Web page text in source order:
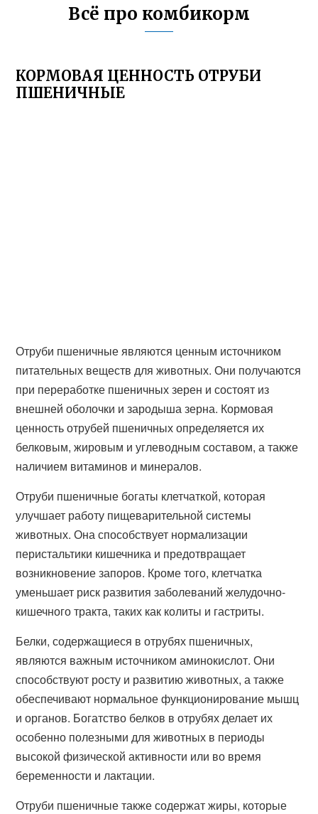
Всё про комбикорм
КОРМОВАЯ ЦЕННОСТЬ ОТРУБИ
ПШЕНИЧНЫЕ
Отруби пшеничные являются ценным источником
питательных веществ для животных. Они получаются
при переработке пшеничных зерен и состоят из
внешней оболочки и зародыша зерна. Кормовая
ценность отрубей пшеничных определяется их
белковым, жировым и углеводным составом, а также
наличием витаминов и минералов.
Отруби пшеничные богаты клетчаткой, которая
улучшает работу пищеварительной системы
животных. Она способствует нормализации
перистальтики кишечника и предотвращает
возникновение запоров. Кроме того, клетчатка
уменьшает риск развития заболеваний желудочно-
кишечного тракта, таких как колиты и гастриты.
Белки, содержащиеся в отрубях пшеничных,
являются важным источником аминокислот. Они
способствуют росту и развитию животных, а также
обеспечивают нормальное функционирование мышц
и органов. Богатство белков в отрубях делает их
особенно полезными для животных в периоды
высокой физической активности или во время
беременности и лактации.
Отруби пшеничные также содержат жиры, которые